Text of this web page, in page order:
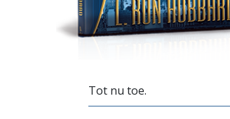
Tot nu toe.